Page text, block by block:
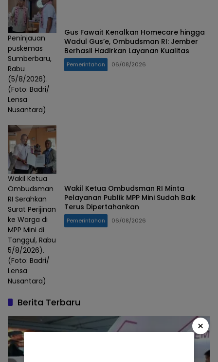
Peninjauan
puskemas
Sumberbaru,
Rabu
(5/8/2026).
(Foto: Badri/
Lensa
Nusantara)
Gus Fawait Kenalkan Homecare hingga
Wadul Gus’e, Ombudsman RI: Jember
Berhasil Hadirkan Layanan Kualitas
Pemerintahan 06/08/2026
Wakil Ketua
Ombudsman
RI Serahkan
Surat Perijinan
ke Warga di
MPP Mini di
Tanggul, Rabu
5/8/2026).
(Foto: Badri/
Lensa
Nusantara)
Wakil Ketua Ombudsman RI Minta
Pelayanan Publik MPP Mini Sudah Baik
Terus Dipertahankan
Pemerintahan 06/08/2026
Berita Terbaru
×